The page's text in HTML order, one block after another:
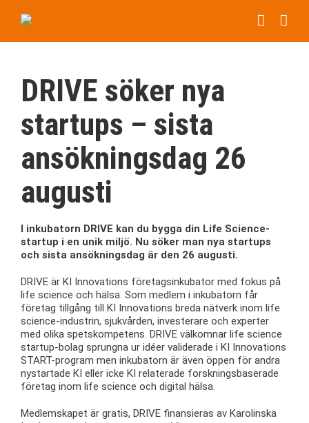
DRIVE söker nya
startups – sista
ansökningsdag 26
augusti
I inkubatorn DRIVE kan du bygga din Life Science-
startup i en unik miljö. Nu söker man nya startups
och sista ansökningsdag är den 26 augusti.
DRIVE är KI Innovations företagsinkubator med fokus på
life science och hälsa. Som medlem i inkubatorn får
företag tillgång till KI Innovations breda nätverk inom life
science-industrin, sjukvården, investerare och experter
med olika spetskompetens. DRIVE välkomnar life science
startup-bolag sprungna ur idéer validerade i KI Innovations
START-program men inkubatorn är även öppen för andra
nystartade KI eller icke KI relaterade forskningsbaserade
företag inom life science och digital hälsa.
Medlemskapet är gratis, DRIVE finansieras av Karolinska